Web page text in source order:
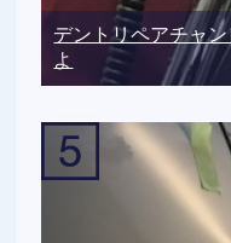
デントリペアチャ
よ